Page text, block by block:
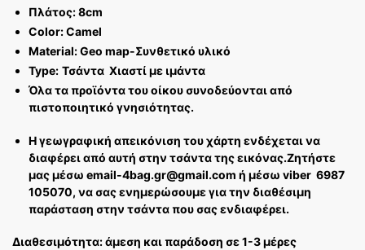
Πλάτος: 8cm
Color: Camel
Material: Geo map-Συνθετικό υλικό
Type: Τσάντα Χιαστί με ιμάντα
Όλα τα προϊόντα του οίκου συνοδεύονται από
πιστοποιητικό γνησιότητας.
Η γεωγραφική απεικόνιση του χάρτη ενδέχεται να
διαφέρει από αυτή στην τσάντα της εικόνας.Ζητήστε
μας μέσω email-4bag.gr@gmail.com ή μέσω viber 6987
105070, να σας ενημερώσουμε για την διαθέσιμη
παράσταση στην τσάντα που σας ενδιαφέρει.
Διαθεσιμότητα: άμεση και παράδοση σε 1-3 μέρες